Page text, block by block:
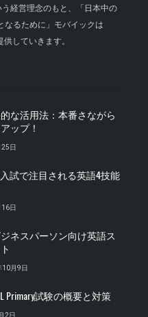
経営理念のもと、「日本中の
なるために」モバイックは
していきます。
的な活用法：本番さながら
ップ！
日
入試で注目される英語4技能
日
ネスパーソン向け英語ス
月9日
Primary試験の概要と対策
2日